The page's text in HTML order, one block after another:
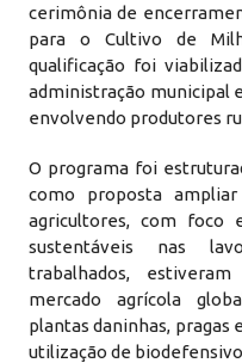
cerimônia de
para o Cultivo de
qualificação foi
administração municipal
envolvendo produtores
O programa foi
como proposta
agricultores, com foco
sustentáveis nas
trabalhados,
mercado agrícola
plantas daninhas, pragas
utilização de